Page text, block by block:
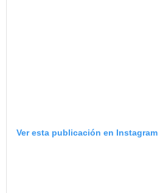
Ver esta publicación en Instagram